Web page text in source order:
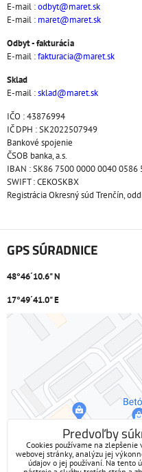
E-mail :odbyt@maret.sk
E-mail : maret@maret.sk
Odbyt - fakturácia
E-mail :fakturacia@maret.sk
Sklad
E-mail :sklad@maret.sk
IČO : 43876994
IČ DPH : SK2022507949
Bankové spojenie
ČSOB banka, a.s.
IBAN : SK86 7500 0000 0040 0586
SWIFT : CEKOSKBX
Registrácia Okresný súd Trenčín,
GPS SÚRADNICE
48°46´10.6" N
17°49´41.0" E
Externý obsah je
Prajete si
Povoliť a zapamätať -
Predvoľby
Cookies používame na
webovej stránky, analýzu jej
údajov o jej používaní. Na tento